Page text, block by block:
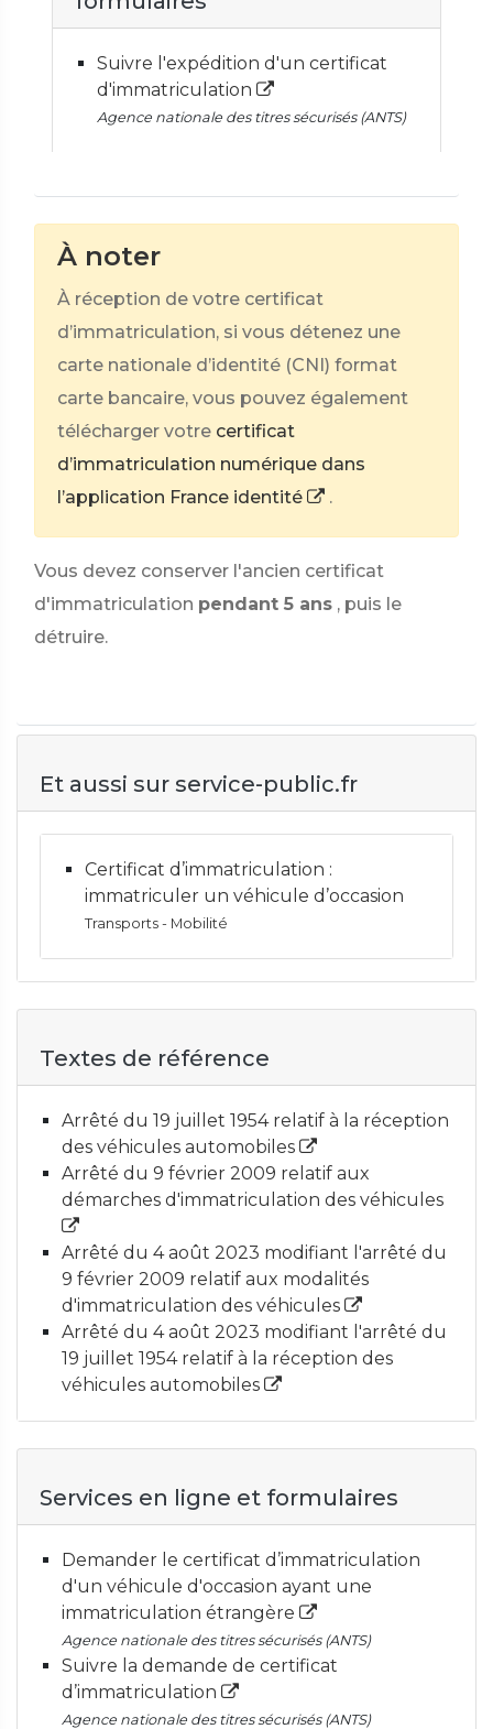
Suivre l'expédition d'un certificat
d'immatriculation
Agence nationale des titres sécurisés (ANTS)
À noter
À réception de votre certificat
d’immatriculation, si vous détenez une
carte nationale d’identité (CNI) format
carte bancaire, vous pouvez également
télécharger votre certificat
d’immatriculation numérique dans
l’application France identité
.
Vous devez conserver l'ancien certificat
d'immatriculation pendant 5 ans , puis le
détruire.
Et aussi sur service-public.fr
Certificat d’immatriculation :
immatriculer un véhicule d’occasion
Transports - Mobilité
Textes de référence
Arrêté du 19 juillet 1954 relatif à la réception
des véhicules automobiles
Arrêté du 9 février 2009 relatif aux
démarches d'immatriculation des véhicules
Arrêté du 4 août 2023 modifiant l'arrêté du
9 février 2009 relatif aux modalités
d'immatriculation des véhicules
Arrêté du 4 août 2023 modifiant l'arrêté du
19 juillet 1954 relatif à la réception des
véhicules automobiles
Services en ligne et formulaires
Demander le certificat d’immatriculation
d'un véhicule d'occasion ayant une
immatriculation étrangère
Agence nationale des titres sécurisés (ANTS)
Suivre la demande de certificat
d’immatriculation
Agence nationale des titres sécurisés (ANTS)